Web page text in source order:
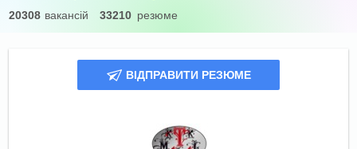
20308 вакансій 33210 резюме
ВІДПРАВИТИ РЕЗЮМЕ